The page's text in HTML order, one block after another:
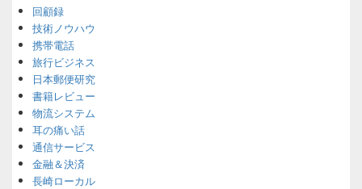
回顧録
技術ノウハウ
携帯電話
旅行ビジネス
日本郵便研究
書籍レビュー
物流システム
耳の痛い話
通信サービス
金融＆決済
長崎ローカル